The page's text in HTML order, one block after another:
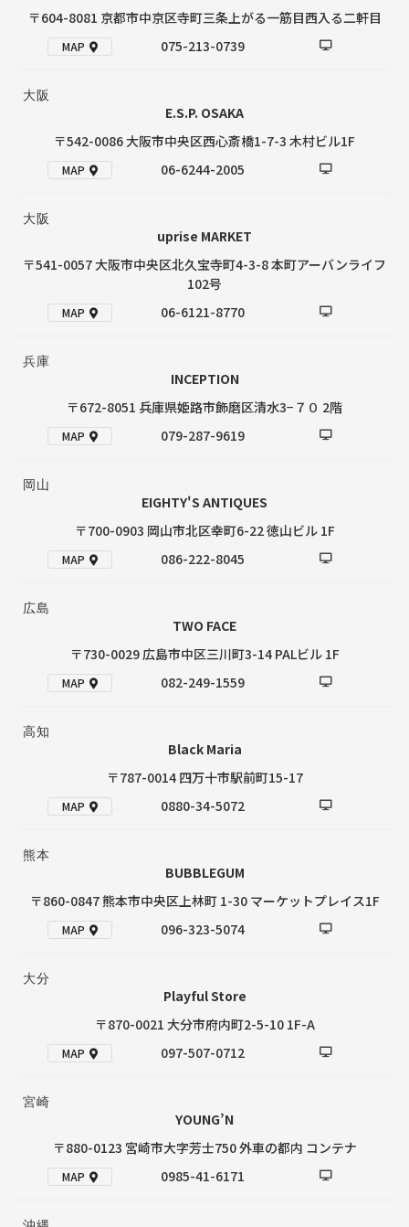
〒604-8081 京都市中京区寺町三条上がる一筋目西入る二軒目
MAP 075-213-0739
大阪
E.S.P. OSAKA
〒542-0086 大阪市中央区西心斎橋1-7-3 木村ビル1F
MAP 06-6244-2005
大阪
uprise MARKET
〒541-0057 大阪市中央区北久宝寺町4-3-8 本町アーバンライフ
102号
MAP 06-6121-8770
兵庫
INCEPTION
〒672-8051 兵庫県姫路市飾磨区清水3−７０ 2階
MAP 079-287-9619
岡山
EIGHTY'S ANTIQUES
〒700-0903 岡山市北区幸町6-22 徳山ビル 1F
MAP 086-222-8045
広島
TWO FACE
〒730-0029 広島市中区三川町3-14 PALビル 1F
MAP 082-249-1559
高知
Black Maria
〒787-0014 四万十市駅前町15-17
MAP 0880-34-5072
熊本
BUBBLEGUM
〒860-0847 熊本市中央区上林町 1-30 マーケットプレイス1F
MAP 096-323-5074
大分
Playful Store
〒870-0021 大分市府内町2-5-10 1F-A
MAP 097-507-0712
宮崎
YOUNG’N
〒880-0123 宮崎市大字芳士750 外車の都内 コンテナ
MAP 0985-41-6171